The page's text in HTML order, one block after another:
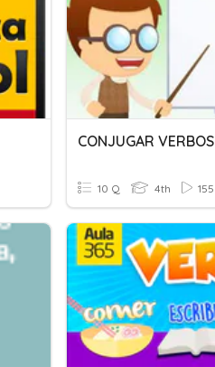
CONJUGAR VERBOS
10 Q 4th 155